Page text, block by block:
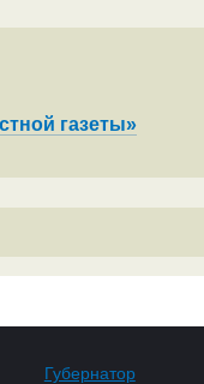
газеты»
Губернатор